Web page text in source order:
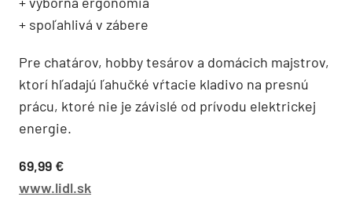
+ spoľahlivá v zábere
Pre chatárov, hobby tesárov a domácich majstrov,
ktorí hľadajú ľahučké vŕtacie kladivo na presnú
prácu, ktoré nie je závislé od prívodu elektrickej
energie.
69,99 €
www.lidl.sk